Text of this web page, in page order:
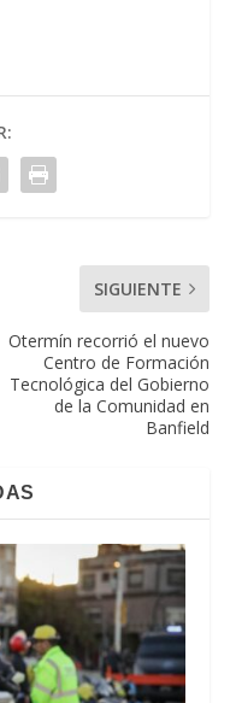
SIGUIENTE
Otermín recorrió el nuevo
Centro de Formación
Tecnológica del Gobierno
de la Comunidad en
Banfield